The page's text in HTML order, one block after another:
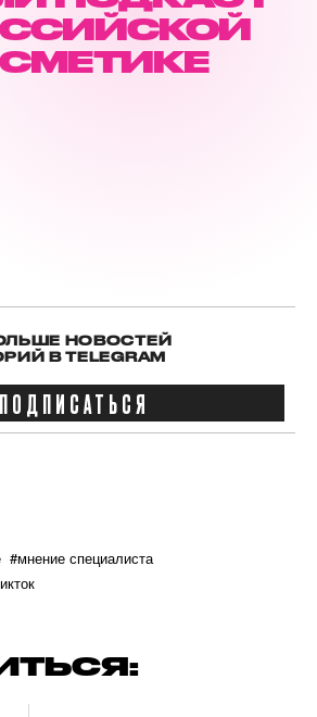
НОВОСТЕЙ
В TELEGRAM
ПОДПИСАТЬСЯ
#мнение специалиста